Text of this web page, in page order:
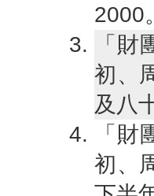
2000。
「
初、
及八
「
初、